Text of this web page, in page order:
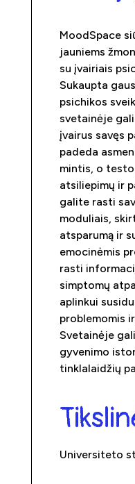
MoodSpace
jauniems
su įvairiais
Sukaupta
psichikos
svetainėje
įvairus savęs
padeda
mintis, o
atsiliepimų ir
galite rasti
moduliais,
atsparumą ir
emocinėmis
rasti
simptomų
aplinkui
problemomis
Svetainėje
gyvenimo
tinklalaidžių
Universiteto